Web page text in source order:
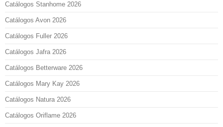
Catálogos Stanhome 2026
Catálogos Avon 2026
Catálogos Fuller 2026
Catálogos Jafra 2026
Catálogos Betterware 2026
Catálogos Mary Kay 2026
Catálogos Natura 2026
Catálogos Oriflame 2026